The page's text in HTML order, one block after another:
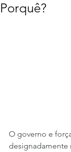
Porquê?
O governo e
designadamente